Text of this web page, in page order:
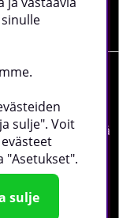
-lue lisää
sulje". Voit
"Asetukset".
sulje